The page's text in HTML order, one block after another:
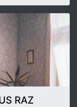
RAZ